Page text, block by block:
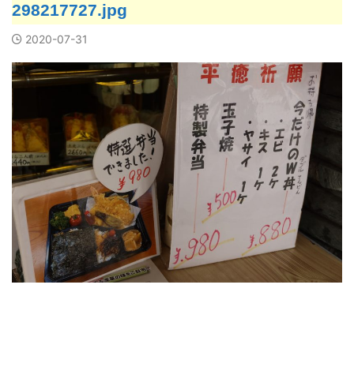
298217727.jpg
2020-07-31